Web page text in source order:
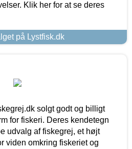
Klik her for at se deres
på Lystfisk.dk
solgt godt og billigt
for fiskeri. Deres kendetegn
udvalg af fiskegrej, et højt
viden omkring fiskeriet og